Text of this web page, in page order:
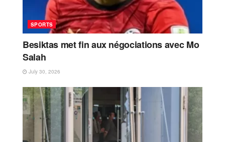
SPORTS
Besiktas met fin aux négociations avec Mo
Salah
July 30, 2026